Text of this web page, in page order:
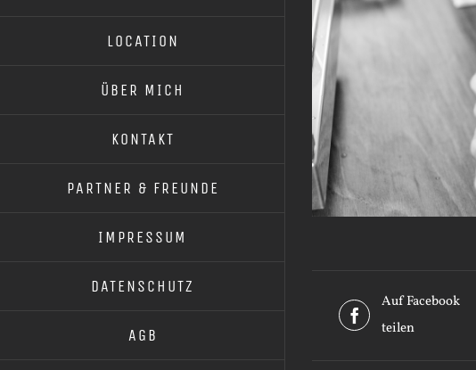
LOCATION
ÜBER MICH
KONTAKT
PARTNER & FREUNDE
IMPRESSUM
DATENSCHUTZ
AGB
Auf Facebook
teilen